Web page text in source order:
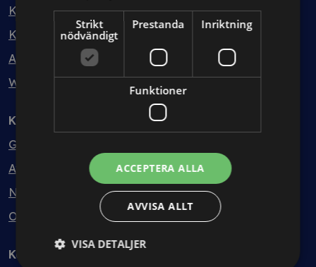
Kurser
Kurspaket
Abonnemang
Webbinarium
Kunskapsbank
Guider
Avtalsmallar
Nyheter
Ordlista
Kontakt
Strikt
nödvändigt
Prestanda Inriktning
Funktioner
ACCEPTERA ALLA
AVVISA ALLT
VISA DETALJER